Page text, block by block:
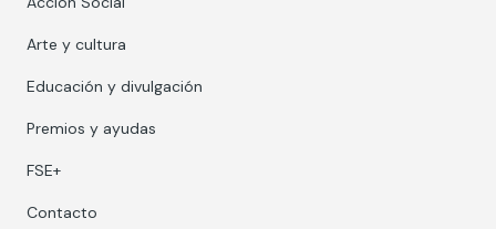
Arte y cultura
Educación y divulgación
Premios y ayudas
FSE+
Contacto